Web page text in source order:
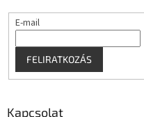
E-mail
FELIRATKOZÁS
Kapcsolat